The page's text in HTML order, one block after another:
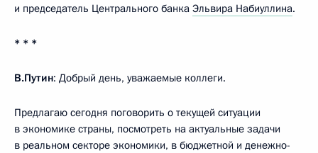
и председатель Центрального банка Эльвира Набиуллина.
* * *
В.Путин: Добрый день, уважаемые коллеги.
Предлагаю сегодня поговорить о текущей ситуации
в экономике страны, посмотреть на актуальные задачи
в реальном секторе экономики, в бюджетной и денежно-